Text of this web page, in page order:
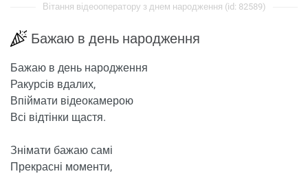
Вітання відеооператору з днем ​​народження (id: 82589)
Бажаю в день народження
Бажаю в день народження
Ракурсів вдалих,
Впіймати відеокамерою
Всі відтінки щастя.
Знімати бажаю самі
Прекрасні моменти,